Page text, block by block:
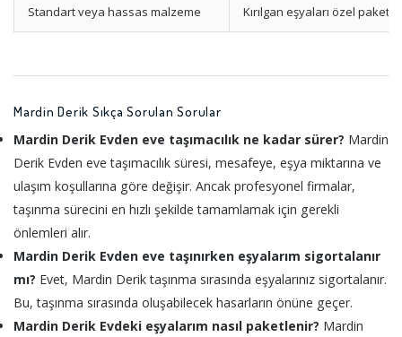
Standart veya hassas malzeme Kırılgan eşyaları özel
Mardin Derik Sıkça Sorulan Sorular
Mardin Derik Evden eve taşımacılık ne kadar sürer? Mardin
Derik Evden eve taşımacılık süresi, mesafeye, eşya miktarına ve
ulaşım koşullarına göre değişir. Ancak profesyonel firmalar,
taşınma sürecini en hızlı şekilde tamamlamak için gerekli
önlemleri alır.
Mardin Derik Evden eve taşınırken eşyalarım sigortalanır
mı? Evet, Mardin Derik taşınma sırasında eşyalarınız sigortalanır.
Bu, taşınma sırasında oluşabilecek hasarların önüne geçer.
Mardin Derik Evdeki eşyalarım nasıl paketlenir? Mardin